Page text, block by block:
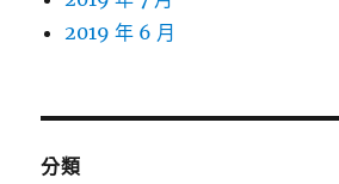
2019 年 6 月
分類